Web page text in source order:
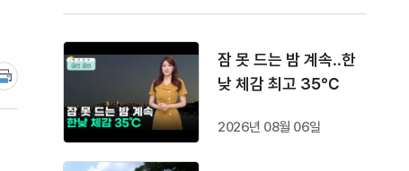
잠 못 드는 밤 계속‥한
낮 체감 최고 35℃
2026년 08월 06일